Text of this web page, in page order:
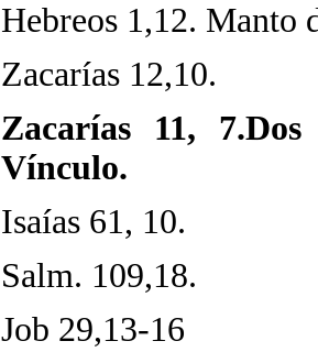
Hebreos 1,12. Manto
Zacarías 12,10.
Zacarías 11,
Vínculo.
Isaías 61, 10.
Salm. 109,18.
Job 29,13-16